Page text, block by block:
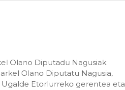
Olano Diputadu Nagusiak
Olano Diputatu Nagusia,
Etorlurreko gerentea eta